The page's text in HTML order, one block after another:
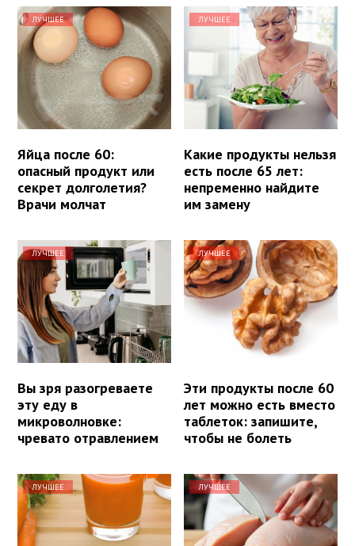
ЛУЧШЕЕ
Яйца после 60:
опасный продукт или
секрет долголетия?
Врачи молчат
ЛУЧШЕЕ
Какие продукты нельзя
есть после 65 лет:
непременно найдите
им замену
ЛУЧШЕЕ
Вы зря разогреваете
эту еду в
микроволновке:
чревато отравлением
ЛУЧШЕЕ
Эти продукты после 60
лет можно есть вместо
таблеток: запишите,
чтобы не болеть
ЛУЧШЕЕ ЛУЧШЕЕ